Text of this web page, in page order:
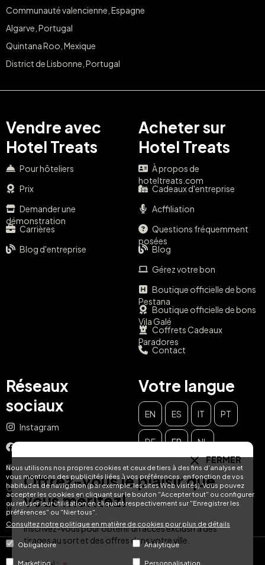
Nous utilisons nos propres cookies et ceux de tiers à des fins d'analyse et
vous montrons des publicités liées à vos préférences, en fonction de vos
habitudes de navigation (par exemple, les sites Web visités). Vous pouvez
accepter les cookies en cliquant sur le bouton "Accepter tout" ou configurer
ou refuser leur utilisation en cliquant respectivement sur "Enregistrer les
préférences" ou "Nier tous".
Consultez notre politique en matière de cookies pour plus de détails
Obligatoire Analytique
Marketing Personnalisation
Communauté valencienne, Espagne
Algarve, Portugal
Quintana Roo, Mexique
District de Lisbonne, Portugal
Vendre avec
Hotel Treats
Pour hôteliers
Prix
Demander une
démonstration
Carrières
Blog d'entreprise
Acheter sur
Hotel Treats
À propos de
hoteltreats.com
Cadeaux d'entreprise
Acffiliation
Questions fréquemment
posées
Blog
Gérez votre bon
Boutique officielle de bons
Pestana
Boutique officielle de bons
Vila Galé
Coffrets Cadeaux
Paradores
Contact
Réseaux
sociaux
Instagram
YouTube
TikTok
LinkedIn
Votre langue
EN ES IT PT
DE FR NL
© Hotel Treats 2026
FERMER
Offrez-vous le plaisir que
vous méritez!
Inscrivez-vous pour obtenir un accès exclusif à des
tirages au sort et des offres dans votre ville.